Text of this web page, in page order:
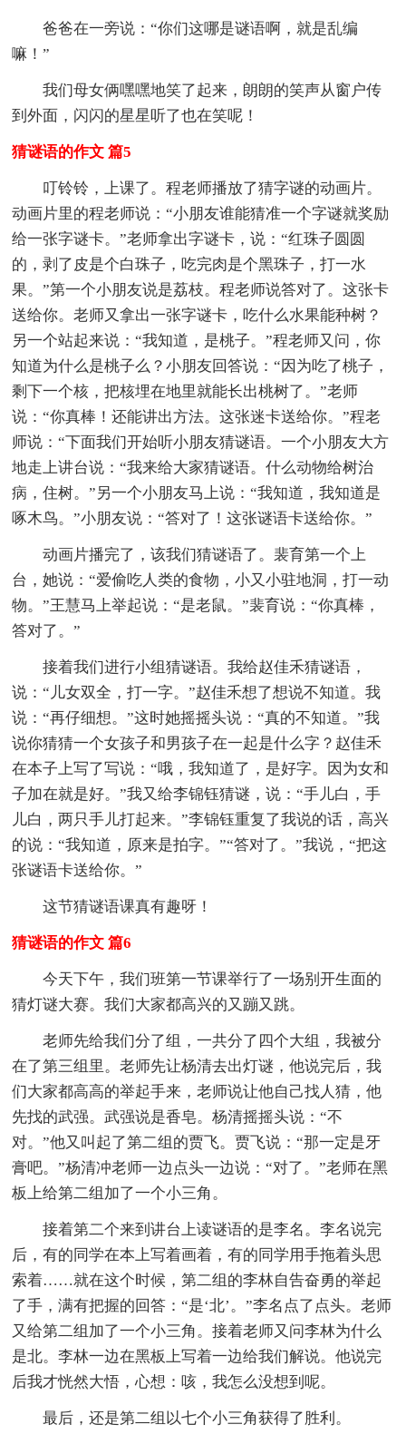
爸爸在一旁说：“你们这哪是谜语啊，就是乱编
嘛！”
我们母女俩嘿嘿地笑了起来，朗朗的笑声从窗户传
到外面，闪闪的星星听了也在笑呢！
猜谜语的作文 篇5
叮铃铃，上课了。程老师播放了猜字谜的动画片。
动画片里的程老师说：“小朋友谁能猜准一个字谜就奖励
给一张字谜卡。”老师拿出字谜卡，说：“红珠子圆圆
的，剥了皮是个白珠子，吃完肉是个黑珠子，打一水
果。”第一个小朋友说是荔枝。程老师说答对了。这张卡
送给你。老师又拿出一张字谜卡，吃什么水果能种树？
另一个站起来说：“我知道，是桃子。”程老师又问，你
知道为什么是桃子么？小朋友回答说：“因为吃了桃子，
剩下一个核，把核埋在地里就能长出桃树了。”老师
说：“你真棒！还能讲出方法。这张迷卡送给你。”程老
师说：“下面我们开始听小朋友猜谜语。一个小朋友大方
地走上讲台说：“我来给大家猜谜语。什么动物给树治
病，住树。”另一个小朋友马上说：“我知道，我知道是
啄木鸟。”小朋友说：“答对了！这张谜语卡送给你。”
动画片播完了，该我们猜谜语了。裴育第一个上
台，她说：“爱偷吃人类的食物，小又小驻地洞，打一动
物。”王慧马上举起说：“是老鼠。”裴育说：“你真棒，
答对了。”
接着我们进行小组猜谜语。我给赵佳禾猜谜语，
说：“儿女双全，打一字。”赵佳禾想了想说不知道。我
说：“再仔细想。”这时她摇摇头说：“真的不知道。”我
说你猜猜一个女孩子和男孩子在一起是什么字？赵佳禾
在本子上写了写说：“哦，我知道了，是好字。因为女和
子加在就是好。”我又给李锦钰猜谜，说：“手儿白，手
儿白，两只手儿打起来。”李锦钰重复了我说的话，高兴
的说：“我知道，原来是拍字。”“答对了。”我说，“把这
张谜语卡送给你。”
这节猜谜语课真有趣呀！
猜谜语的作文 篇6
今天下午，我们班第一节课举行了一场别开生面的
猜灯谜大赛。我们大家都高兴的又蹦又跳。
老师先给我们分了组，一共分了四个大组，我被分
在了第三组里。老师先让杨清去出灯谜，他说完后，我
们大家都高高的举起手来，老师说让他自己找人猜，他
先找的武强。武强说是香皂。杨清摇摇头说：“不
对。”他又叫起了第二组的贾飞。贾飞说：“那一定是牙
膏吧。”杨清冲老师一边点头一边说：“对了。”老师在黑
板上给第二组加了一个小三角。
接着第二个来到讲台上读谜语的是李名。李名说完
后，有的同学在本上写着画着，有的同学用手拖着头思
索着……就在这个时候，第二组的李林自告奋勇的举起
了手，满有把握的回答：“是‘北’。”李名点了点头。老师
又给第二组加了一个小三角。接着老师又问李林为什么
是北。李林一边在黑板上写着一边给我们解说。他说完
后我才恍然大悟，心想：咳，我怎么没想到呢。
最后，还是第二组以七个小三角获得了胜利。